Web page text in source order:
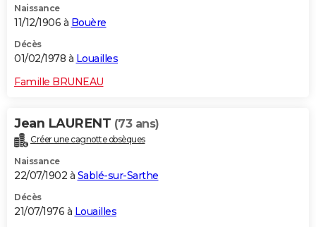
Naissance
11/12/1906 à Bouère
Décès
01/02/1978 à Louailles
Famille BRUNEAU
Jean LAURENT (73 ans)
Créer une cagnotte obsèques
Naissance
22/07/1902 à Sablé-sur-Sarthe
Décès
21/07/1976 à Louailles